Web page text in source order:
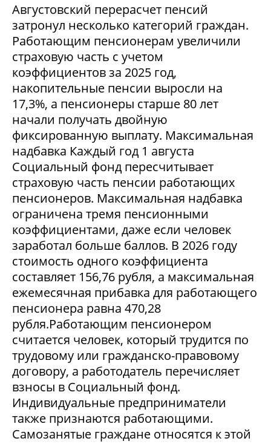
Августовский перерасчет пенсий
затронул несколько категорий граждан.
Работающим пенсионерам увеличили
страховую часть с учетом
коэффициентов за 2025 год,
накопительные пенсии выросли на
17,3%, а пенсионеры старше 80 лет
начали получать двойную
фиксированную выплату. Максимальная
надбавка Каждый год 1 августа
Социальный фонд пересчитывает
страховую часть пенсии работающих
пенсионеров. Максимальная надбавка
ограничена тремя пенсионными
коэффициентами, даже если человек
заработал больше баллов. В 2026 году
стоимость одного коэффициента
составляет 156,76 рубля, а максимальная
ежемесячная прибавка для работающего
пенсионера равна 470,28
рубля.Работающим пенсионером
считается человек, который трудится по
трудовому или гражданско-правовому
договору, а работодатель перечисляет
взносы в Социальный фонд.
Индивидуальные предприниматели
также признаются работающими.
Самозанятые граждане относятся к этой